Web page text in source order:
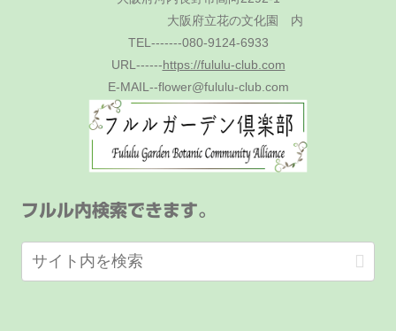
大阪府立花の文化園 内
TEL-------080-9124-6933
URL------https://fululu-club.com
E-MAIL--flower@fululu-club.com
フルル内検索できます。